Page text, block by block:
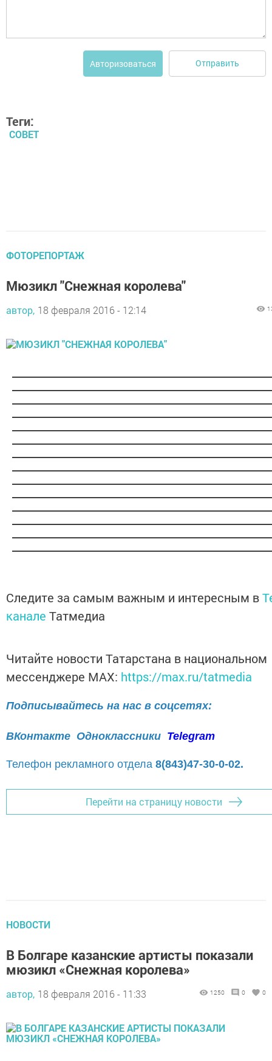
Авторизоваться Отправить
Теги:
СОВЕТ
ФОТОРЕПОРТАЖ
Мюзикл "Снежная королева"
автор, 18 февраля 2016 - 12:14
Следите за самым важным и интересным в
канале Татмедиа
Читайте новости Татарстана в национальном
мессенджере MАХ: https://max.ru/tatmedia
Подписывайтесь на нас в соцсетях:
ВКонтакте Одноклассники Telegram
Телефон рекламного отдела 8(843)47-30-0-02.
Перейти на страницу новости
НОВОСТИ
В Болгаре казанские артисты показали
мюзикл «Снежная королева»
автор, 18 февраля 2016 - 11:33 1250 0 0